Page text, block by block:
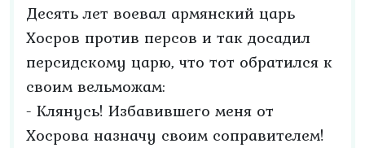
Десять лет воевал армянский царь
Хосров против персов и так досадил
персидскому царю, что тот обратился к
своим вельможам:
- Клянусь! Избавившего меня от
Хосрова назначу своим соправителем!